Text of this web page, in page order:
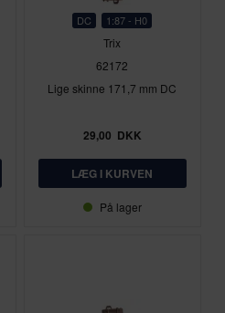
DC 1:87 - H0
Trix
62172
Lige skinne 171,7 mm DC
29,00 DKK
På lager